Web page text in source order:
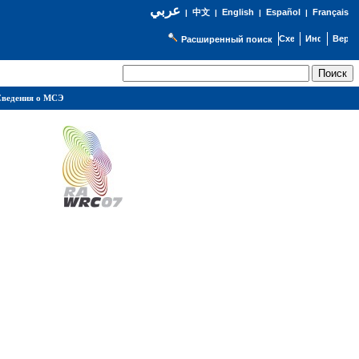
عربي| 中文| English | Español | Français
Расширенный поиск
о МСЭ